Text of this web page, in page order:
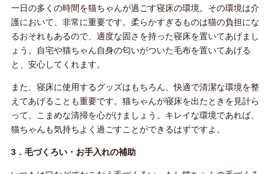
一日の多くの時間を猫ちゃんが過ごす寝床の環境。その環境は介
護において、非常に重要です。柔らかすぎるものは猫の負担にな
るおそれもあるので、適度な固さを持った寝床を置いてあげまし
ょう。自宅や猫ちゃん自身の匂いがついた毛布を置いてあげる
と、安心してくれます。
また、寝床に使用するグッズはもちろん、快適で清潔な環境を整
えてあげることも重要です。猫ちゃんが寝床を出たときを見計ら
って、こまめな清掃を心がけましょう。キレイな環境であれば、
猫ちゃんも気持ちよく過ごすことができるはずですよ。
3．毛づくろい・お手入れの補助